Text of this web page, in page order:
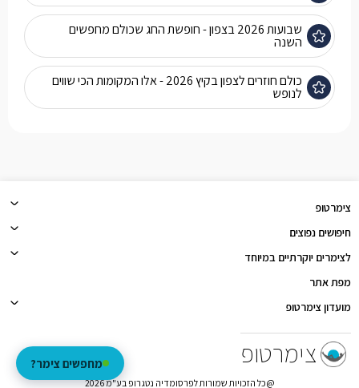
שבועות 2026 בצפון - חופשת החג שכולם מחפשים
השנה
כולם חוזרים לצפון בקיץ 2026 - אלו המקומות הכי שווים
לנופש
צימרטופ
צימרטופ
חיפושים נפוצים
לצימרים יוקרתיים במיוחד
מפת אתר
מועדון צימרטופ
@כל הזכויות שמורות לפרסומדיה נטגרופ בע"מ 2026
מחפשים צימר?